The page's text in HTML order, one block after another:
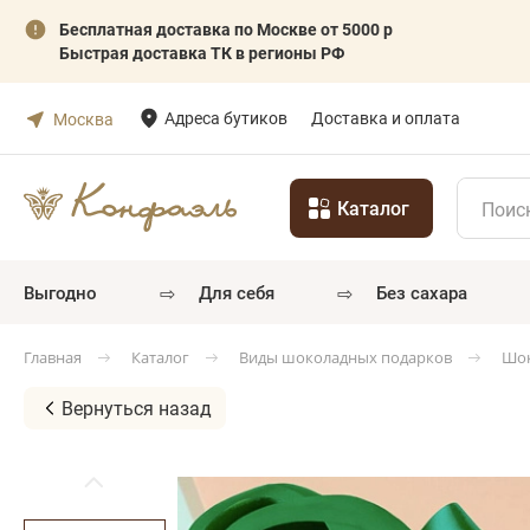
Бесплатная доставка по Москве от 5000 р
Быстрая доставка ТК в регионы РФ
Москва Адреса бутиков Доставка и оплата
Каталог
выгодно ⇨ для себя ⇨ без сахара
Главная Каталог Виды шоколадных подарков
Вернуться назад